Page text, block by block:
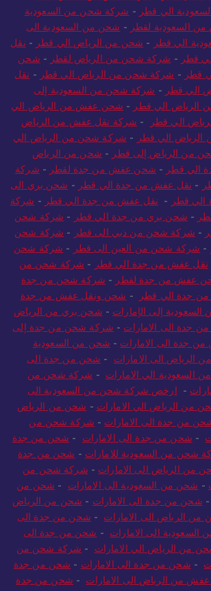
الي قطر
-شركة شحن من السعودية الى
الي قطر- شركة شحن من السعودية
السعودية لقطر-
شحن من السعودية الى
الي قطر- شحن من الرياض الي قطر-نقل
قطر-شركة شحن من الرياض لقطر- شحن
قطر
-شركة شحن من الرياض الي قطر-
الي قطر-
شركة شحن من السعودية إلى
الرياض الي قطر-شحن عفش من الرياض الي
الي قطر- شركة نقل عفش من الرياض
الي قطر -شركة شحن من الرياض الي
من الرياض إلى قطر -شحن من الرياض
الي قطر-شحن عفش من جدة لقطر-شركة
- نقل عفش من جدة الي قطر-
شحن بري الى
قطر-نقل عفش من جدة الي قطر-شركة
- شحن بري من جدة الي قطر - شركة شحن
-شركة شحن من دبي الى قطر - شركة شحن
- شركة شحن من العين الى قطر -شركة شحن
نقل عفش من جدة الي قطر -شركة شحن من
عفش من جدة لقطر- شركة شحن من جدة
جدة الي قطر- شحن ونقل عفش من جدة
إلى الإمارات- شحن بري من الرياض
جدة الى الامارات- شركة شحن من جدة إلى
جدة الى الامارات-
شحن من السعودية
الرياض الى الامارات- شحن من جدة الى
السعودية الي الامارات-شركة شحن من
-ارخص شركة شحن من السعودية الى
من الرياض الي الامارات - شحن من الرياض
من جدة الى الامارات- شركة شحن من
-شحن من جدة الى الامارات -شحن من جدة
شحن من السعودية للامارات- شحن من جدة
من الرياض الى الامارات-شركة شحن من
-شحن من السعودية الى الامارات-شحن من
- شحن من جدة الى الامارات -شحن من الرياض
من الرياض الى الامارات -شحن من جدة الى
الى الامارات-شحن من جدة الى
من الرياض الي الامارات -شركة شحن من
- شحن من جدة الى الامارات -شحن من جدة